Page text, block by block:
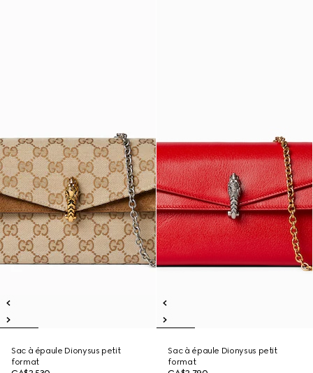
Sac à épaule Dionysus petit
format
Sac à épaule Dionysus petit
format